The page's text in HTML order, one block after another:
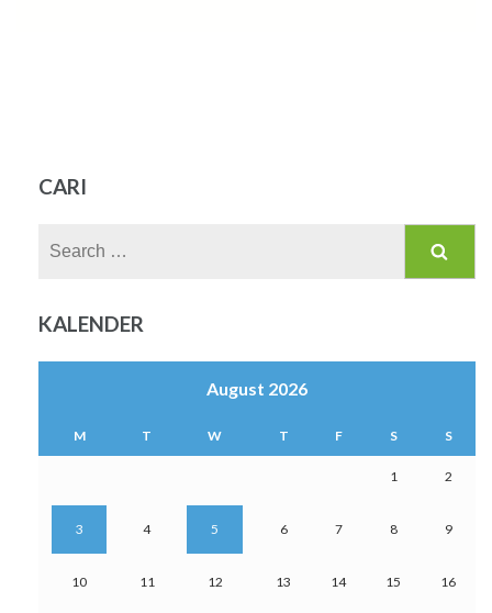
CARI
KALENDER
August 2026
M T W T F S S
1 2
3 4 5 6 7 8 9
10 11 12 13 14 15 16